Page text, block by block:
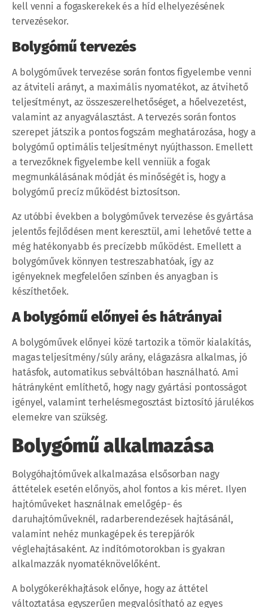
kell venni a fogaskerekek és a híd elhelyezésének
tervezésekor.
Bolygómű tervezés
A bolygóművek tervezése során fontos figyelembe venni
az átviteli arányt, a maximális nyomatékot, az átvihető
teljesítményt, az összeszerelhetőséget, a hőelvezetést,
valamint az anyagválasztást. A tervezés során fontos
szerepet játszik a pontos fogszám meghatározása, hogy a
bolygómű optimális teljesítményt nyújthasson. Emellett
a tervezőknek figyelembe kell venniük a fogak
megmunkálásának módját és minőségét is, hogy a
bolygómű precíz működést biztosítson.
Az utóbbi években a bolygóművek tervezése és gyártása
jelentős fejlődésen ment keresztül, ami lehetővé tette a
még hatékonyabb és precízebb működést. Emellett a
bolygóművek könnyen testreszabhatóak, így az
igényeknek megfelelően színben és anyagban is
készíthetőek.
A bolygómű előnyei és hátrányai
A bolygóművek előnyei közé tartozik a tömör kialakítás,
magas teljesítmény/súly arány, elágazásra alkalmas, jó
hatásfok, automatikus sebváltóban használható. Ami
hátrányként említhető, hogy nagy gyártási pontosságot
igényel, valamint terhelésmegosztást biztosító járulékos
elemekre van szükség.
Bolygómű alkalmazása
Bolygóhajtóművek alkalmazása elsősorban nagy
áttételek esetén előnyös, ahol fontos a kis méret. Ilyen
hajtóműveket használnak emelőgép- és
daruhajtóműveknél, radarberendezések hajtásánál,
valamint nehéz munkagépek és terepjárók
véglehajtásaként. Az indítómotorokban is gyakran
alkalmazzák nyomatéknövelőként.
A bolygókerékhajtások előnye, hogy az áttétel
változtatása egyszerűen megvalósítható az egyes